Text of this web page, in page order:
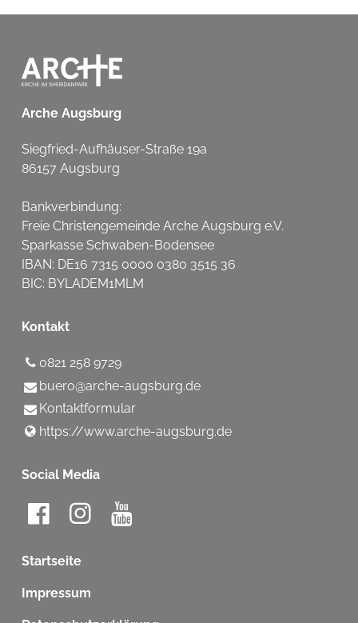
Arche Augsburg
Siegfried-Aufhäuser-Straße 19a
86157 Augsburg
Bankverbindung:
Freie Christengemeinde Arche Augsburg e.V.
Sparkasse Schwaben-Bodensee
IBAN: DE16 7315 0000 0380 3515 36
BIC: BYLADEM1MLM
Kontakt
0821 258 9729
buero@​arche-augsburg.​de
Kontaktformular
https://www.​arche-augsburg.​de
Social Media
Startseite
Impressum